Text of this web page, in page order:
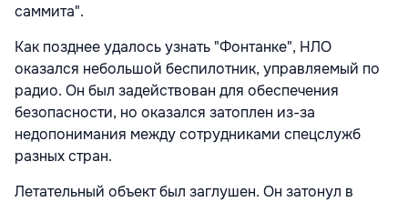
саммита".
Как позднее удалось узнать "Фонтанке", НЛО
оказался небольшой беспилотник, управляемый по
радио. Он был задействован для обеспечения
безопасности, но оказался затоплен из-за
недопонимания между сотрудниками спецслужб
разных стран.
Летательный объект был заглушен. Он затонул в